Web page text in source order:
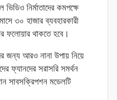
নির্মাতাদের কমপক্ষে
৩০ হাজার ব্যবহারকারী
ফলোয়ার থাকতে হবে।
জন্য আরও নানা উপায় নিয়ে
ফ্যানদের সরাসরি সমর্থন
সাবসক্রিপশন মডেলটি